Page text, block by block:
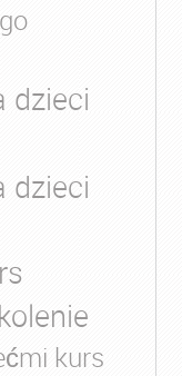
dzieci
dzieci
kurs